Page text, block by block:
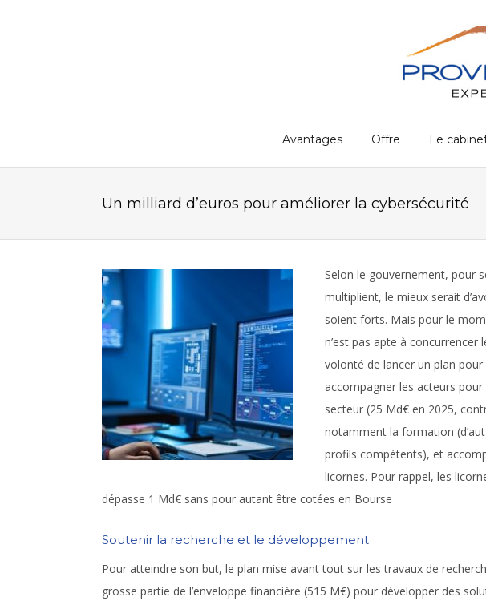
Avantages Offre Le
Un milliard d’euros pour améliorer la cybersécurité
Selon le gouvernement, pour
multiplient, le mieux serait
soient forts. Mais pour le
n’est pas apte à concurrencer
volonté de lancer un plan
accompagner les acteurs
secteur (25 Md€ en 2025,
notamment la formation
profils compétents), et
licornes. Pour rappel, les
dépasse 1 Md€ sans pour autant être cotées en Bourse
Soutenir la recherche et le développement
Pour atteindre son but, le plan mise avant tout sur les travaux de
grosse partie de l’enveloppe financière (515 M€) pour développer des